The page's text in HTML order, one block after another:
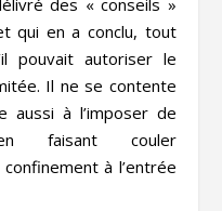
des « conseils »
qui en a conclu, tout
pouvait autoriser le
Il ne se contente
aussi à l’imposerde
faisant couler
à l’entrée